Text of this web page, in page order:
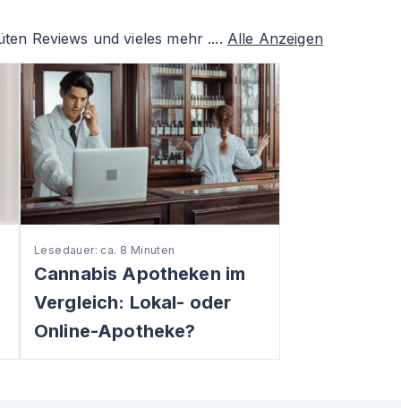
Reviews und vieles mehr .... Alle Anzeigen
Lesedauer: ca. 8 Minuten
Cannabis Apotheken im
Vergleich: Lokal- oder
Online-Apotheke?